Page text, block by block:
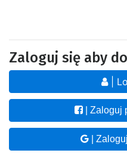
Zaloguj się aby
|
| Zaloguj
|